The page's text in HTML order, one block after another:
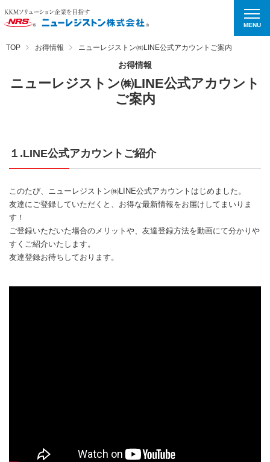
MENU
TOP お得情報 ニューレジストン㈱LINE公式アカウントご案内
お得情報
ニューレジストン㈱LINE公式アカウント
ご案内
１.LINE公式アカウントご紹介
このたび、ニューレジストン㈱LINE公式アカウントはじめました。
友達にご登録していただくと、お得な最新情報をお届けしてまいりま
す！
ご登録いただいた場合のメリットや、友達登録方法を動画にて分かりや
すくご紹介いたします。
友達登録お待ちしております。